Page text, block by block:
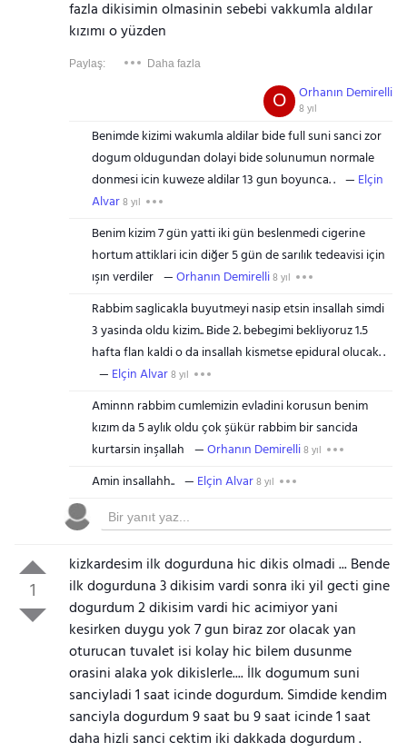
fazla dikisimin olmasinin sebebi vakkumla aldılar
kızımı o yüzden
Paylaş: Daha fazla
Orhanın Demirelli
8 yıl
O
Benimde kizimi wakumla aldilar bide full suni sanci zor
dogum oldugundan dolayi bide solunumun normale
donmesi icin kuweze aldilar 13 gun boyunca. .
Elçin
Alvar8 yıl
Benim kizim 7 gün yatti iki gün beslenmedi cigerine
hortum attiklari icin diğer 5 gün de sarılık tedeavisi için
ışın verdiler
Orhanın Demirelli8 yıl
Rabbim saglicakla buyutmeyi nasip etsin insallah simdi
3 yasinda oldu kizim.. Bide 2. bebegimi bekliyoruz 1.5
hafta flan kaldi o da insallah kismetse epidural olucak. .
Elçin Alvar8 yıl
Aminnn rabbim cumlemizin evladini korusun benim
kızım da 5 aylık oldu çok şükür rabbim bir sancida
kurtarsin inşallah
Orhanın Demirelli8 yıl
Amin insallahh.. Elçin Alvar8 yıl
1
kizkardesim ilk dogurduna hic dikis olmadi ... Bende
ilk dogurduna 3 dikisim vardi sonra iki yil gecti gine
dogurdum 2 dikisim vardi hic acimiyor yani
kesirken duygu yok 7 gun biraz zor olacak yan
oturucan tuvalet isi kolay hic bilem dusunme
orasini alaka yok dikislerle.... İlk dogumum suni
sanciyladi 1 saat icinde dogurdum. Simdide kendim
sanciyla dogurdum 9 saat bu 9 saat icinde 1 saat
daha hizli sanci cektim iki dakkada dogurdum .